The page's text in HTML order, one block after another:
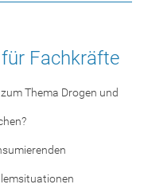
Fachkräfte
Thema Drogen und